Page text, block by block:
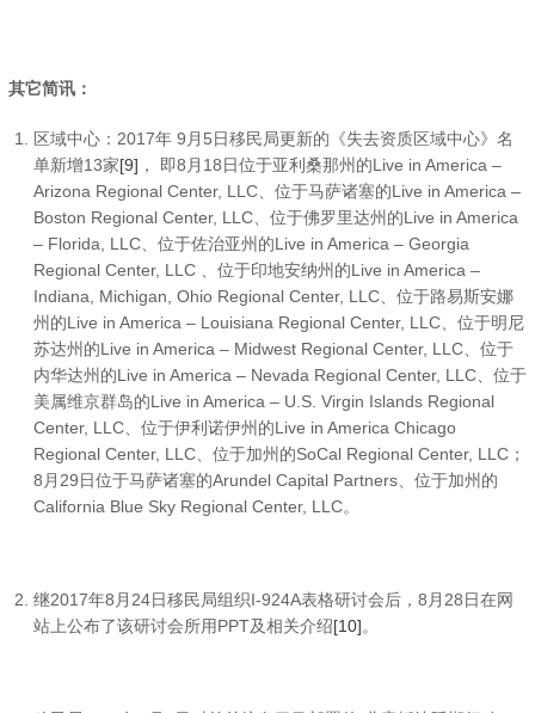
其它简讯：
区域中心：2017年 9月5日移民局更新的《失去资质区域中心》名
单新增13家[9] ， 即8月18日位于亚利桑那州的Live in America –
Arizona Regional Center, LLC、位于马萨诸塞的Live in America –
Boston Regional Center, LLC、位于佛罗里达州的Live in America
– Florida, LLC、位于佐治亚州的Live in America – Georgia
Regional Center, LLC 、位于印地安纳州的Live in America –
Indiana, Michigan, Ohio Regional Center, LLC、位于路易斯安娜
州的Live in America – Louisiana Regional Center, LLC、位于明尼
苏达州的Live in America – Midwest Regional Center, LLC、位于
内华达州的Live in America – Nevada Regional Center, LLC、位于
美属维京群岛的Live in America – U.S. Virgin Islands Regional
Center, LLC、位于伊利诺伊州的Live in America Chicago
Regional Center, LLC、位于加州的SoCal Regional Center, LLC；
8月29日位于马萨诸塞的Arundel Capital Partners、位于加州的
California Blue Sky Regional Center, LLC。
继2017年8月24日移民局组织I-924A表格研讨会后，8月28日在网
站上公布了该研讨会所用PPT及相关介绍[10]。